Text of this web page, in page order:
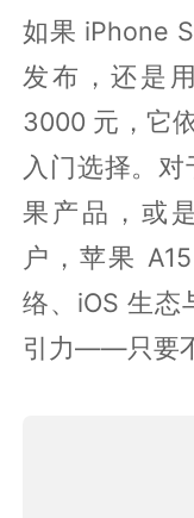
如果 iPhone
发布，还是
3000 元，它
入门选择。
果产品，或
户，苹果
络、iOS 生态
引力——只要